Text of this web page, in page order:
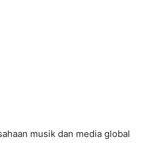
musik dan media global